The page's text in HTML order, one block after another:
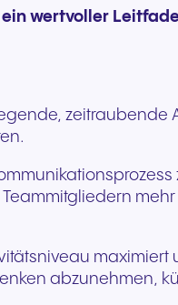
wertvoller
abzunehmen,